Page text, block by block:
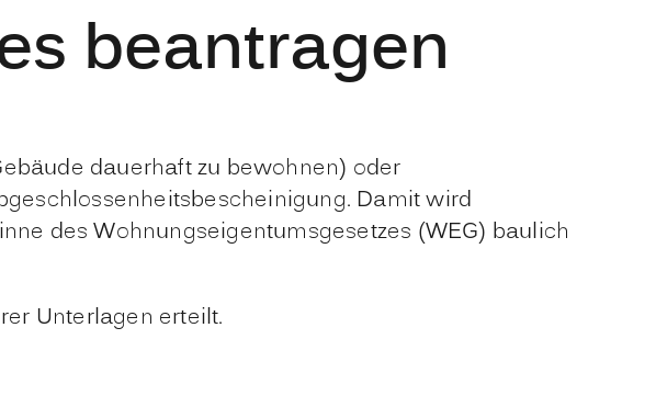
beantragen
dauerhaft zu bewohnen) oder
Damit wird
des Wohnungseigentumsgesetzes (WEG) baulich
Unterlagen erteilt.